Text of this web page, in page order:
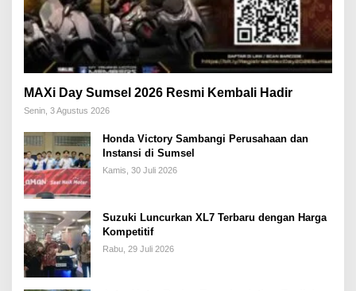
MAXi Day Sumsel 2026 Resmi Kembali Hadir
Senin, 3 Agustus 2026
Honda Victory Sambangi Perusahaan dan
Instansi di Sumsel
Kamis, 30 Juli 2026
Suzuki Luncurkan XL7 Terbaru dengan Harga
Kompetitif
Rabu, 29 Juli 2026